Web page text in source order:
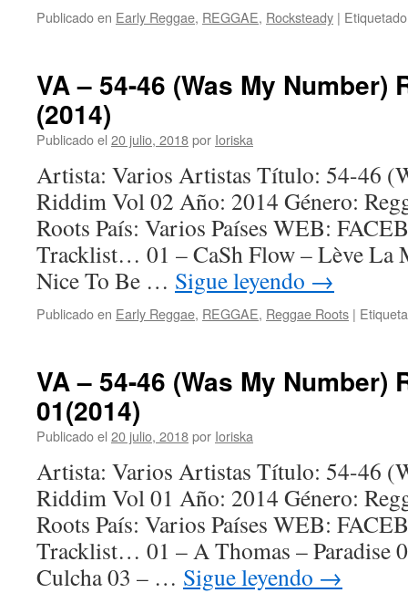
Publicado en Early Reggae, REGGAE, Rocksteady | Etiquetado
VA – 54-46 (Was My Number)
(2014)
Publicado el 20 julio, 2018por Ioriska
Artista: Varios Artistas Título: 54-46
Riddim Vol 02 Año: 2014 Género:
Roots País: Varios Países WEB:
Tracklist… 01 – CaSh Flow – Lève La
Nice To Be … Sigue leyendo →
Publicado en Early Reggae, REGGAE, Reggae Roots |
VA – 54-46 (Was My Number)
01(2014)
Publicado el 20 julio, 2018por Ioriska
Artista: Varios Artistas Título: 54-46
Riddim Vol 01 Año: 2014 Género:
Roots País: Varios Países WEB:
Tracklist… 01 – A Thomas – Paradise
Culcha 03 – … Sigue leyendo →